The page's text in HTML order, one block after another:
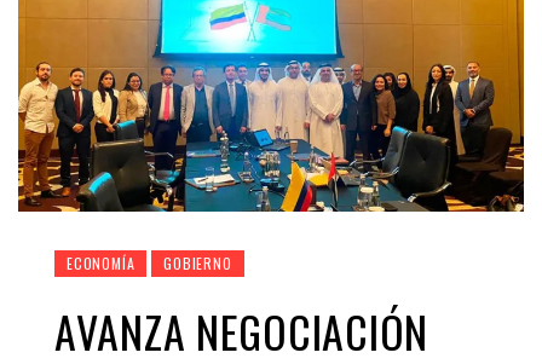
ECONOMÍA GOBIERNO
AVANZA NEGOCIACIÓN